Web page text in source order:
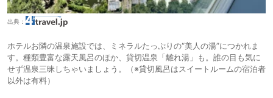
出典：
ホテルお隣の温泉施設では、ミネラルたっぷりの“美人の湯”につかれま
す。種類豊富な露天風呂のほか、貸切温泉「離れ湯」も。誰の目も気に
せず温泉三昧しちゃいましょう。（※貸切風呂はスイートルームの宿泊者
以外は有料）